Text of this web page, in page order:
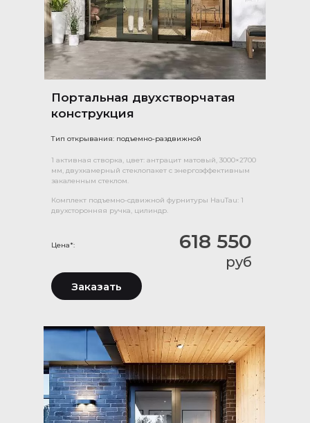
Портальная двухстворчатая
конструкция
Тип открывания: подъемно-раздвижной
618 550
руб
Цена*:
1 активная створка, цвет: антрацит матовый, 3000×2700
мм, двухкамерный стеклопакет с энергоэффективным
закаленным стеклом.
Комплект подъемно-сдвижной фурнитуры HauTau: 1
двухсторонняя ручка, цилиндр.
Заказать